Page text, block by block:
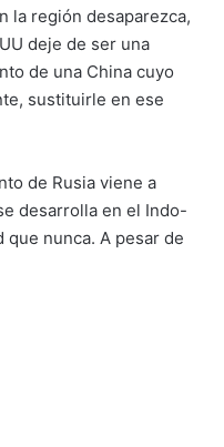
la región desaparezca,
deje de ser una
de una China cuyo
sustituirle en ese
de Rusia viene a
desarrolla en el Indo-
que nunca. A pesar de